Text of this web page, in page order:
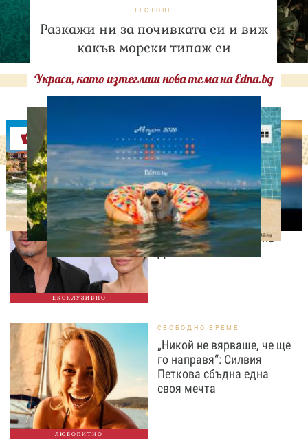
ТЕСТОВЕ
Разкажи ни за почивката си и виж
какъв морски типаж си
Украси, като изтеглиш нова тема на Edna.bg
Оферти
ЕКСКЛУЗИВНО
ИЗВЕСТНИ
Нов удар в битката: Брад
Пит поиска достъп до
тайните на Анджелина
Джоли
ЛЮБОПИТНО
СВОБОДНО ВРЕМЕ
„Никой не вярваше, че ще
го направя“: Силвия
Петкова сбъдна една
своя мечта